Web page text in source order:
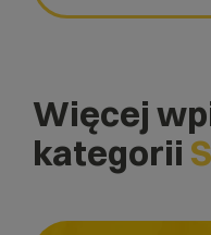
Więcej
kategorii